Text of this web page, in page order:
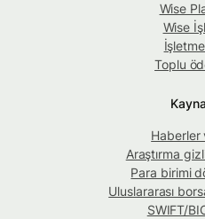
Wise
Wise
Toplu
Haberler
Araştırma
Para birimi
Uluslararası
SWIFT/